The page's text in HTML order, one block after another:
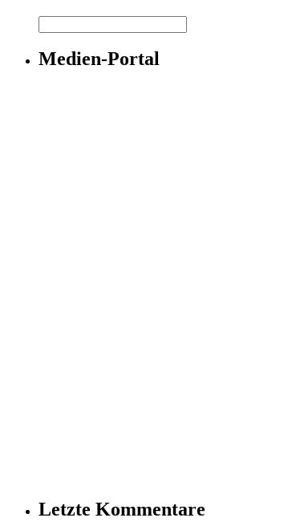
Medien-Portal
Letzte Kommentare